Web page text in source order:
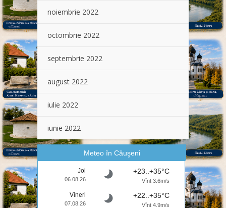
noiembrie 2022
octombrie 2022
septembrie 2022
august 2022
iulie 2022
iunie 2022
Meteo în Căuşeni
Joi
06.08.26
+23..+35°C
Vînt 3.6m/s
Vineri
07.08.26
+22..+35°C
Vînt 4.9m/s